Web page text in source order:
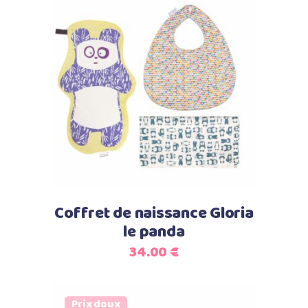
Select options
Coffret de naissance Gloria
le panda
34.00€
Prix doux